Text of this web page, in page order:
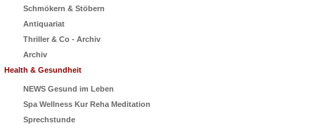
Schmökern & Stöbern
Antiquariat
Thriller & Co - Archiv
Archiv
Health & Gesundheit
NEWS Gesund im Leben
Spa Wellness Kur Reha Meditation
Sprechstunde